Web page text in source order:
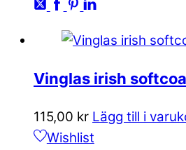
Vinglas irish
115,00 kr Lägg till i
Wishlist